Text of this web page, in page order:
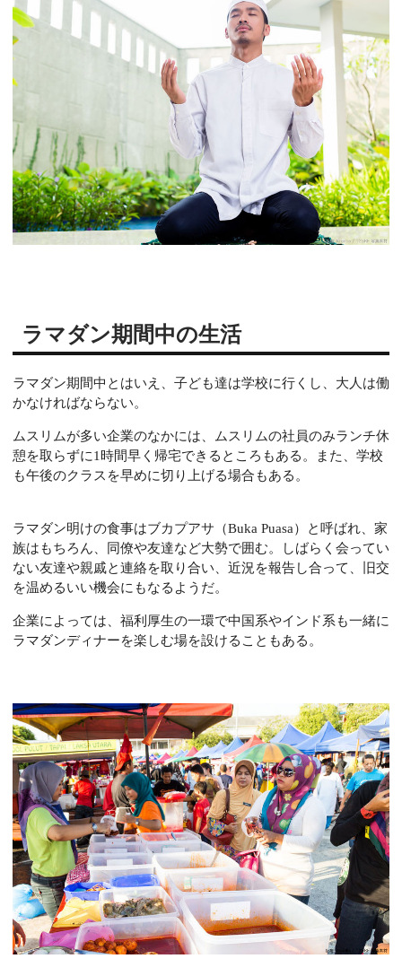
ラマダン期間中の生活
ラマダン期間中とはいえ、子ども達は学校に行くし、大人は働
かなければならない。
ムスリムが多い企業のなかには、ムスリムの社員のみランチ休
憩を取らずに1時間早く帰宅できるところもある。また、学校
も午後のクラスを早めに切り上げる場合もある。
ラマダン明けの食事はブカプアサ（Buka Puasa）と呼ばれ、家
族はもちろん、同僚や友達など大勢で囲む。しばらく会ってい
ない友達や親戚と連絡を取り合い、近況を報告し合って、旧交
を温めるいい機会にもなるようだ。
企業によっては、福利厚生の一環で中国系やインド系も一緒に
ラマダンディナーを楽しむ場を設けることもある。